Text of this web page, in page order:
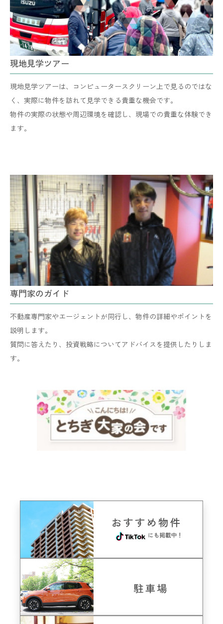
現地見学ツアー
現地見学ツアーは、コンピュータースクリーン上で見るのではな
く、実際に物件を訪れて見学できる貴重な機会です。
​​​​​​​物件の実際の状態や周辺環境を確認し、現場での貴重な体験でき
ます。
専門家のガイド
不動産専門家やエージェントが同行し、物件の詳細やポイントを
説明します。
​​​​​​​質問に答えたり、投資戦略についてアドバイスを提供したりしま
す。